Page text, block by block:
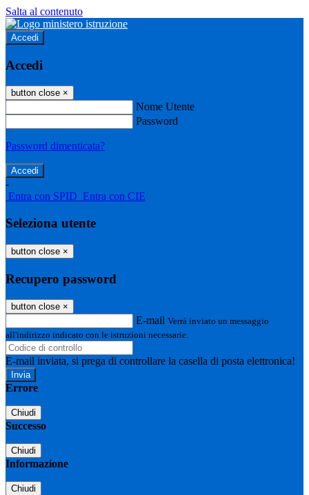
Salta al contenuto
Accedi
Accedi
button close ×
Nome Utente
Password
Password dimenticata?
-
Entra con SPID Entra con CIE
Seleziona utente
button close ×
Recupero password
button close ×
E-mail Verrà inviato un messaggio
all'indirizzo indicato con le istruzioni necessarie.
E-mail inviata, si prega di controllare la casella di posta elettronica!
Errore
Chiudi
Successo
Chiudi
Informazione
Chiudi